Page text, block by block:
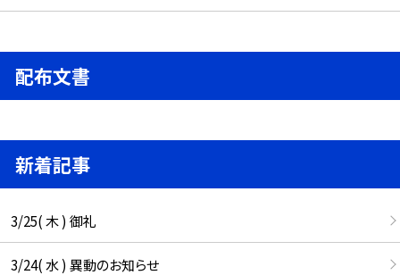
配布文書
新着記事
3/25( 木 ) 御礼
3/24( 水 ) 異動のお知らせ